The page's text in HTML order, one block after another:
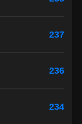
237
236
234